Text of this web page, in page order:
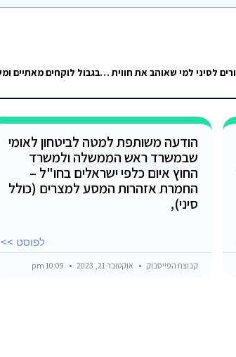
"חברים מסיני" – קבוצה חדשה לכל העיניינים הקשורים לסיני למי שאוהב את חווית סיני שלו שקטה, אינטימית, מכבדת. המלצות, שאלות,…
הודעה משותפת למטה לביטחון לאומי
שבמשרד ראש הממשלה ולמשרד
החוץ איום כלפי ישראלים בחו"ל –
החמרת אזהרות המסע למצרים (כולל
סיני),
לפוסט >>
קבוצת הפייסבוק אוקטובר 21, 2023